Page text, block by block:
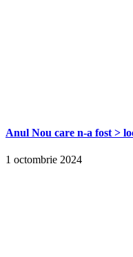
Anul Nou care n-a fost >
1 octombrie 2024